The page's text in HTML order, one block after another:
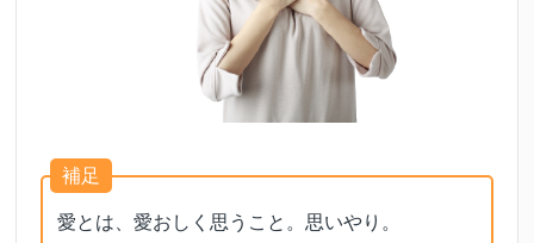
補足
愛とは、愛おしく思うこと。思いやり。